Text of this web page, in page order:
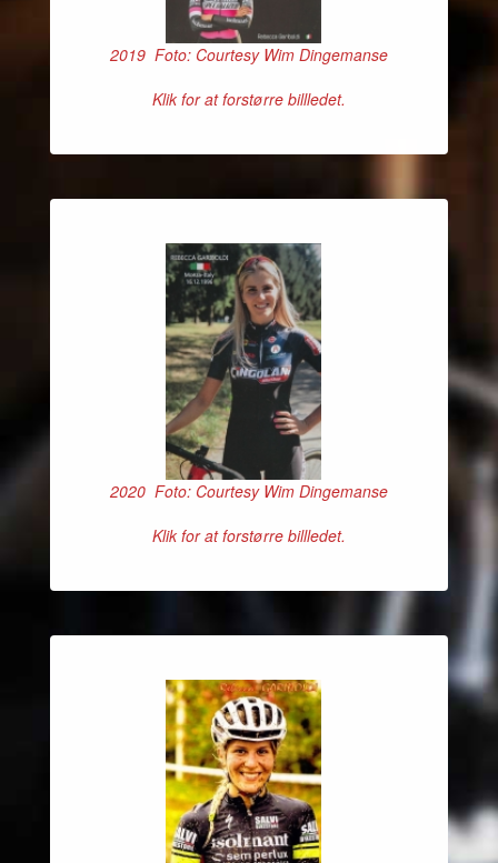
2019 Foto: Courtesy Wim Dingemanse
Klik for at forstørre billledet.
2020 Foto: Courtesy Wim Dingemanse
Klik for at forstørre billledet.